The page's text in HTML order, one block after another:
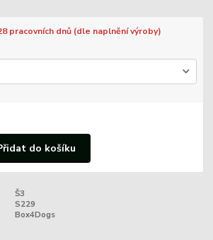
pracovních dnů (dle naplnění výroby)
do košíku
Š3
S229
Box4Dogs